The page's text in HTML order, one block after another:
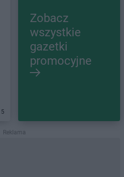
Zobacz
wszystkie
gazetki
promocyjne
Reklama